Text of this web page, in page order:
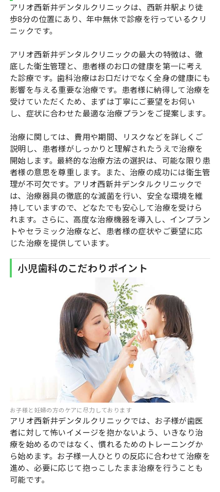
アリオ西新井デンタルクリニックは、西新井駅より徒
歩8分の位置にあり、年中無休で診療を行っているクリ
ニックです。
アリオ西新井デンタルクリニックの最大の特徴は、徹
底した衛生管理と、患者様のお口の健康を第一に考え
た診療です。歯科治療はお口だけでなく全身の健康にも
影響を与える重要な治療です。患者様に納得して治療を
受けていただくため、まずは丁寧にご要望をお伺い
し、症状に合わせた最適な治療プランをご提案します。
治療に関しては、費用や期間、リスクなどを詳しくご
説明し、患者様がしっかりと理解されたうえで治療を
開始します。最終的な治療方法の選択は、可能な限り患
者様の意思を尊重します。また、治療の成功には衛生管
理が不可欠です。アリオ西新井デンタルクリニックで
は、治療器具の徹底的な滅菌を行い、安全な環境を維
持していますので、どなたでも安心して治療を受けら
れます。さらに、高度な治療機器を導入し、インプラン
トやセラミック治療など、患者様の症状やご要望に応
じた治療を提供しています。
小児歯科のこだわりポイント
お子様と妊婦の方のケアに尽力しております
アリオ西新井デンタルクリニックでは、お子様が歯医
者に対して怖いイメージを抱かないよう、いきなり治
療を始めるのではなく、慣れるためのトレーニングか
ら始めます。お子様一人ひとりの反応に合わせて治療を
進め、必要に応じて抱っこしたまま治療を行うことも
可能です。